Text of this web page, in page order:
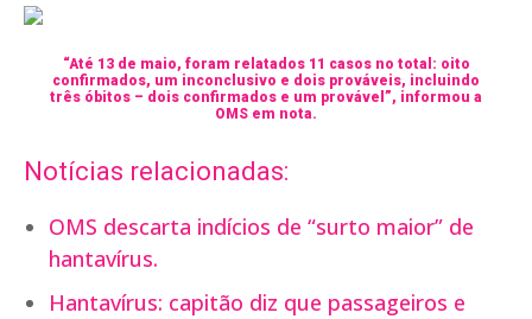
“Até 13 de maio, foram relatados 11 casos no total: oito
confirmados, um inconclusivo e dois prováveis, incluindo
três óbitos – dois confirmados e um provável”, informou a
OMS em nota.
Notícias relacionadas:
OMS descarta indícios de “surto maior” de
hantavírus.
Hantavírus: capitão diz que passageiros e